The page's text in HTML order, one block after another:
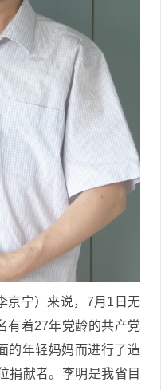
京宁）来说，7月1日无
有着27年党龄的共产党
的年轻妈妈而进行了造
捐献者。李明是我省目